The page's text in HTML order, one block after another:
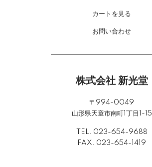
カートを見る
お問い合わせ
株式会社 新光堂
〒994-0049
山形県天童市南町1丁目1-15
TEL. 023-654-9688
FAX. 023-654-1419